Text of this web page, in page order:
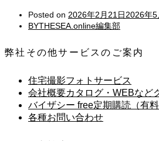
Posted on 2026年2月21日2026年5
BYTHESEA.online編集部
弊社その他サービスのご案内
住宅撮影フォトサービス
会社概要カタログ・WEBなど
バイザシー free定期購読（有料
各種お問い合わせ